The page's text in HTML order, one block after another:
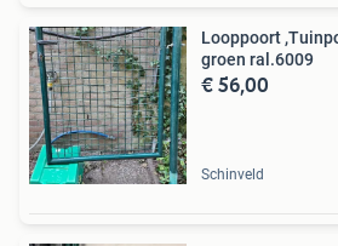
Looppoort
groen ral.6009
€ 56,00
Schinveld